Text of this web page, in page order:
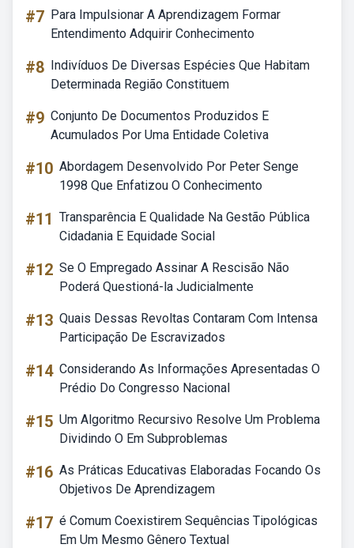
#7 Para Impulsionar A Aprendizagem Formar
Entendimento Adquirir Conhecimento
#8 Indivíduos De Diversas Espécies Que Habitam
Determinada Região Constituem
#9 Conjunto De Documentos Produzidos E
Acumulados Por Uma Entidade Coletiva
#10 Abordagem Desenvolvido Por Peter Senge
1998 Que Enfatizou O Conhecimento
#11 Transparência E Qualidade Na Gestão Pública
Cidadania E Equidade Social
#12 Se O Empregado Assinar A Rescisão Não
Poderá Questioná-la Judicialmente
#13 Quais Dessas Revoltas Contaram Com Intensa
Participação De Escravizados
#14 Considerando As Informações Apresentadas O
Prédio Do Congresso Nacional
#15 Um Algoritmo Recursivo Resolve Um Problema
Dividindo O Em Subproblemas
#16 As Práticas Educativas Elaboradas Focando Os
Objetivos De Aprendizagem
#17 é Comum Coexistirem Sequências Tipológicas
Em Um Mesmo Gênero Textual